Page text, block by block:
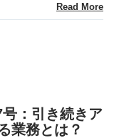
Read More
号：引き続きア
業務とは？